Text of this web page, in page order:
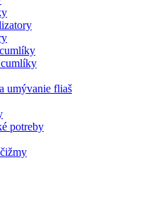
cumlíky
umývanie fliaš
potreby